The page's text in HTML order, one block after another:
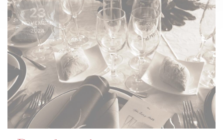
23
NOVEMBRE
2024